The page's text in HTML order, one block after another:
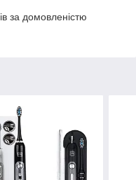
за домовленістю